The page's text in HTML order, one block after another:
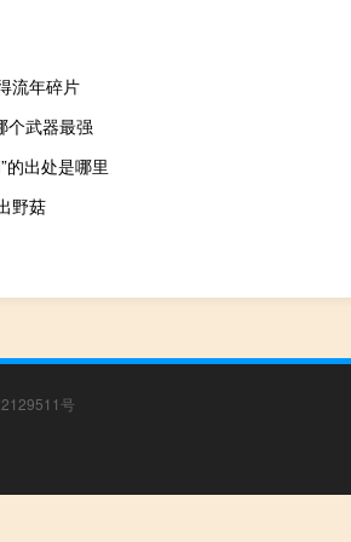
流年碎片
个武器最强
的出处是哪里
野菇
号